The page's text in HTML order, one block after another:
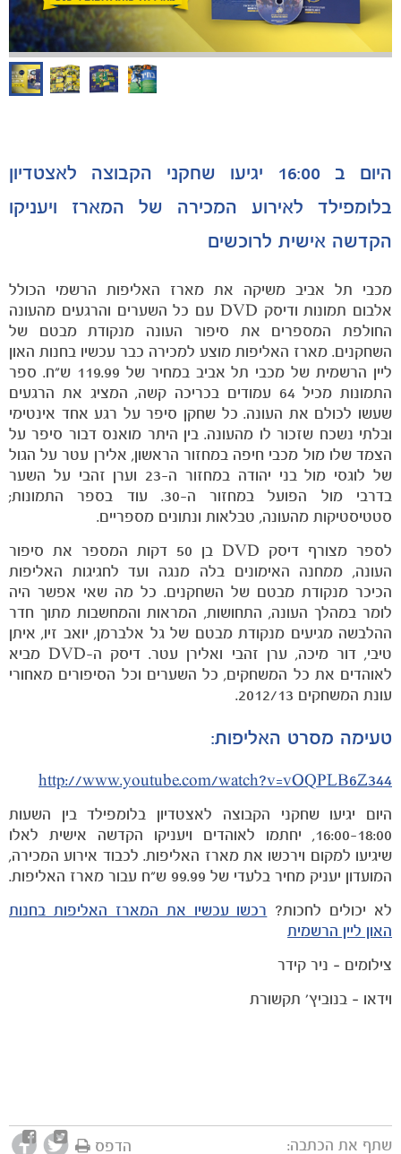
ותוצאות
היום ב 16:00 יגיעו שחקני הקבוצה לאצטדיון
בלומפילד לאירוע המכירה של המארז ויעניקו
הקדשה אישית לרוכשים
מכבי תל אביב משיקה את מארז האליפות הרשמי הכולל
אלבום תמונות ודיסק DVD עם כל השערים והרגעים מהעונה
החולפת המספרים את סיפור העונה מנקודת מבטם של
השחקנים. מארז האליפות מוצע למכירה כבר עכשיו בחנות האון
ליין הרשמית של מכבי תל אביב במחיר של 119.99 ש"ח. ספר
התמונות מכיל 64 עמודים בכריכה קשה, המציג את הרגעים
שעשו לכולם את העונה. כל שחקן סיפר על רגע אחד אינטימי
ובלתי נשכח שזכור לו מהעונה. בין היתר מואנס דבור סיפר על
הצמד שלו מול מכבי חיפה במחזור הראשון, אלירן עטר על הגול
של לוגסי מול בני יהודה במחזור ה-23 וערן זהבי על השער
בדרבי מול הפועל במחזור ה-30. עוד בספר התמונות;
סטטיסטיקות מהעונה, טבלאות ונתונים מספריים.
לספר מצורף דיסק DVD
בן 50 דקות המספר את סיפור
העונה, ממחנה האימונים בלה מנגה ועד לחגיגות האליפות
הכיכר מנקודת מבטם של השחקנים. כל מה שאי אפשר היה
לומר במהלך העונה, התחושות, המראות והמחשבות מתוך חדר
ההלבשה מגיעים מנקודת מבטם של גל אלברמן, יואב זיו, איתן
טיבי, דור מיכה, ערן זהבי ואלירן עטר. דיסק ה-DVDמביא
לאוהדים את כל המשחקים, כל השערים וכל הסיפורים מאחורי
עונת המשחקים 2012/13.
טעימה מסרט האליפות:
http://www.youtube.com/watch?v=vOQPLB6Z344
היום יגיעו שחקני הקבוצה לאצטדיון בלומפילד בין השעות
16:00-18:00, יחתמו לאוהדים ויעניקו הקדשה אישית לאלו
שיגיעו למקום וירכשו את מארז האליפות. לכבוד אירוע המכירה,
המועדון יעניק מחיר בלעדי של 99.99 ש"ח עבור מארז האליפות.
לא יכולים לחכות? רכשו עכשיו את המארז האליפות בחנות
האון ליין הרשמית
צילומים – ניר קידר
וידאו – בנוביץ' תקשורת
שתף את הכתבה: הדפס